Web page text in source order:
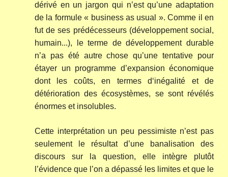
dérivé en un jargon qui n’est qu’une adaptation
de la formule « business as usual ». Comme il en
fut de ses prédécesseurs (développement social,
humain...), le terme de développement durable
n’a pas été autre chose qu’une tentative pour
étayer un programme d’expansion économique
dont les coûts, en termes d‘inégalité et de
détérioration des écosystèmes, se sont révélés
énormes et insolubles.
Cette interprétation un peu pessimiste n’est pas
seulement le résultat d’une banalisation des
discours sur la question, elle intègre plutôt
l’évidence que l’on a dépassé les limites et que le